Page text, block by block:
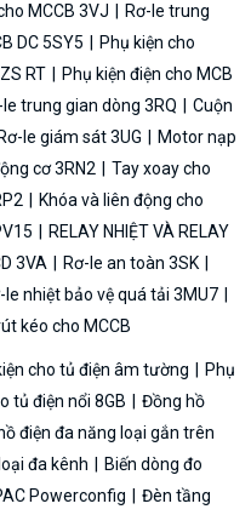
MCCB 3VJ
Rơ-le trung
DC 5SY5
Phụ kiện cho
RT
Phụ kiện điện cho MCB
le trung gian dòng 3RQ
Cuộn
Rơ-le giám sát 3UG
Motor nạp
cơ 3RN2
Tay xoay cho
Khóa và liên động cho
RELAY NHIỆT VÀ RELAY
3VA
Rơ-le an toàn 3SK
le nhiệt bảo vệ quá tải 3MU7
kéo cho MCCB
cho tủ điện âm tường
Phụ
tủ điện nổi 8GB
Đồng hồ
điện đa năng loại gắn trên
đa kênh
Biến dòng đo
Powerconfig Đèn tầng